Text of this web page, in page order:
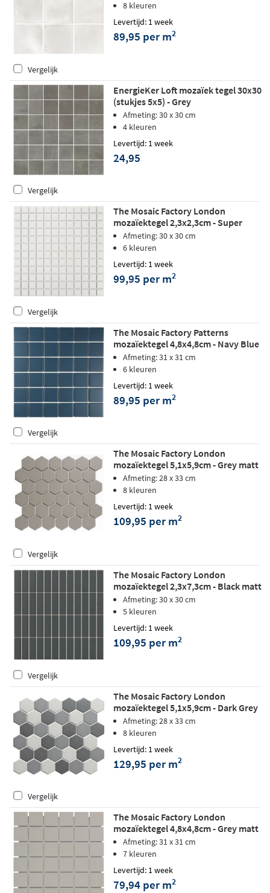
8 kleuren
Levertijd: 1 week
89,95 per m2
Vergelijk
EnergieKer Loft mozaïek tegel 30x30
(stukjes 5x5) - Grey
Afmeting: 30 x 30 cm
4 kleuren
Levertijd: 1 week
24,95
Vergelijk
The Mosaic Factory London
mozaïektegel 2,3x2,3cm - Super
White matt
Afmeting: 30 x 30 cm
6 kleuren
Levertijd: 1 week
99,95 per m2
Vergelijk
The Mosaic Factory Patterns
mozaïektegel 4,8x4,8cm - Navy Blue
Afmeting: 31 x 31 cm
6 kleuren
Levertijd: 1 week
89,95 per m2
Vergelijk
The Mosaic Factory London
mozaïektegel 5,1x5,9cm - Grey matt
Afmeting: 28 x 33 cm
8 kleuren
Levertijd: 1 week
109,95 per m2
Vergelijk
The Mosaic Factory London
mozaïektegel 2,3x7,3cm - Black matt
Afmeting: 30 x 30 cm
5 kleuren
Levertijd: 1 week
109,95 per m2
Vergelijk
The Mosaic Factory London
mozaïektegel 5,1x5,9cm - Dark Grey
mix matt
Afmeting: 28 x 33 cm
8 kleuren
Levertijd: 1 week
129,95 per m2
Vergelijk
The Mosaic Factory London
mozaïektegel 4,8x4,8cm - Grey matt
Afmeting: 31 x 31 cm
7 kleuren
Levertijd: 1 week
79,94 per m2